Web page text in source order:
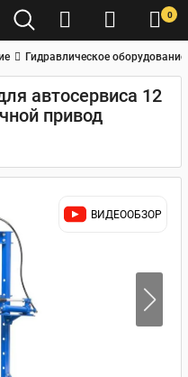
0
Гидравлическое оборудование
автосервиса 12
привод
ВИДЕООБЗОР